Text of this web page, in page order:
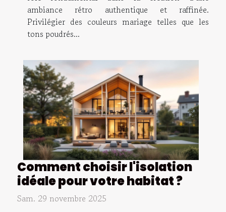
ambiance rétro authentique et raffinée.
Privilégier des couleurs mariage telles que les
tons poudrés...
Comment choisir l'isolation
idéale pour votre habitat ?
Sam. 29 novembre 2025